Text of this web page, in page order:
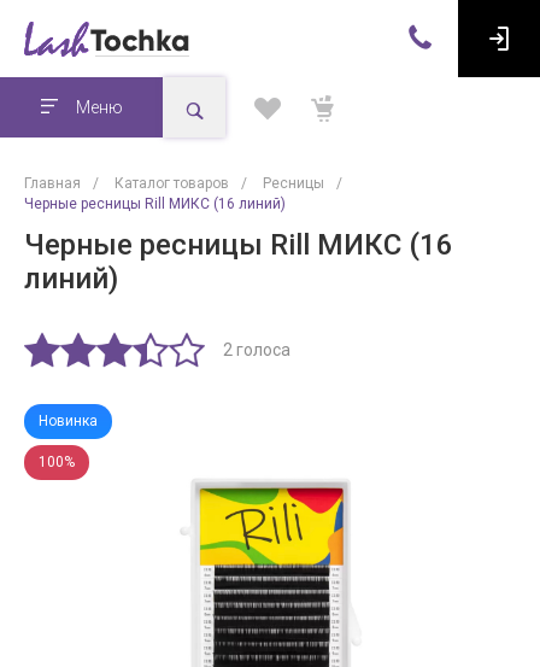
Меню
Главная / Каталог товаров / Ресницы
/
Черные ресницы Rill МИКС (16 линий)
Черные ресницы Rill МИКС (16
линий)
2 голоса
Новинка
100%